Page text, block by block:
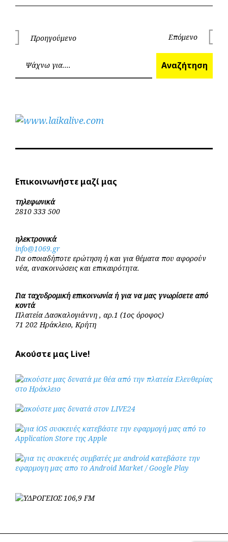
Πλοήγηση
άρθρων
Προηγούμενο Επόμενο
Αναζήτηση
Επικοινωνήστε μαζί μας
τηλεφωνικά
2810 333 500
ηλεκτρονικά
info@1069.gr
Για οποιαδήποτε ερώτηση ή και για θέματα που αφορούν
νέα, ανακοινώσεις και επικαιρότητα.
Για ταχυδρομική επικοινωνία ή για να μας γνωρίσετε από
κοντά
Πλατεία Δασκαλογιάννη , αρ.1 (1ος όροφος)
71 202 Ηράκλειο, Κρήτη
Ακούστε μας Live!